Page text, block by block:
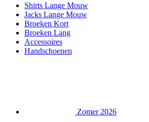
Shirts Lange Mouw
Jacks Lange Mouw
Broeken Kort
Broeken Lang
Accessoires
Handschoenen